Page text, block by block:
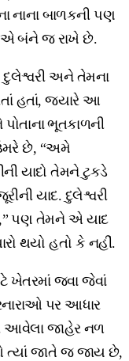
નાના બાળકની પણ
એ બંને જ રાખે છે.
અને તેમના
હતાં, જ્યારે આ
ભૂતકાળની
છે, “અમે
યાદો તેમને ટુકડે
યાદ. દુલેશ્વરી
પણ તેમને એ યાદ
થયો હતો કે નહીં.
ખેતરમાં જવા જેવાં
પર આધાર
આવેલા જાહેર નળ
ત્યાં જાતે જ જાય છે,